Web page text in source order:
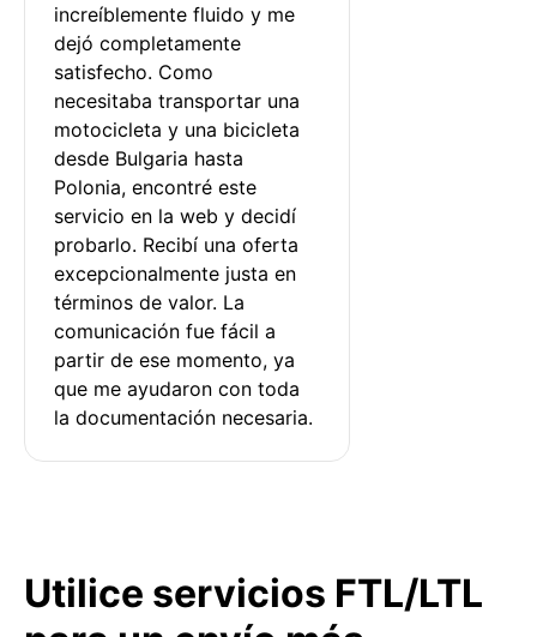
increíblemente fluido y me
dejó completamente
satisfecho. Como
necesitaba transportar una
motocicleta y una bicicleta
desde Bulgaria hasta
Polonia, encontré este
servicio en la web y decidí
probarlo. Recibí una oferta
excepcionalmente justa en
términos de valor. La
comunicación fue fácil a
partir de ese momento, ya
que me ayudaron con toda
la documentación necesaria.
Utilice servicios FTL/LTL